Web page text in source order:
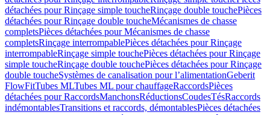
détachées pour Rinçage simple toucheRinçage double touchePièces
détachées pour Rinçage double toucheMécanismes de chasse
completsPièces détachées pour Mécanismes de chasse
completsRinçage interrompablePièces détachées pour Rinçage
interrompableRinçage simple touchePièces détachées pour Rinçage
simple toucheRinçage double touchePièces détachées pour Rinçage
double toucheSystèmes de canalisation pour l’alimentationGeberit
FlowFitTubes MLTubes ML pour chauffageRaccordsPièces
détachées pour RaccordsManchonsRéductionsCoudesTésRaccords
indémontablesTransitions et raccords, démontablesPièces détachées